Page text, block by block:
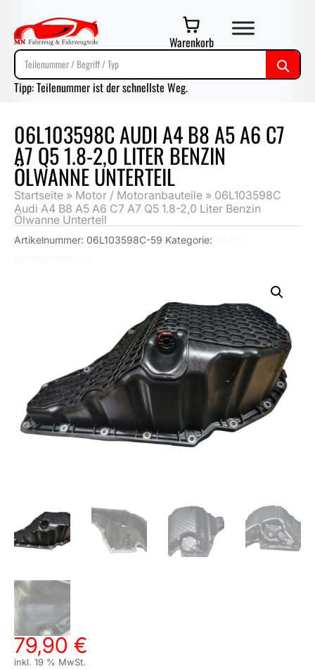
Warenkorb
Tipp: Teilenummer ist der schnellste Weg.
06L103598C AUDI A4 B8 A5 A6 C7
A7 Q5 1.8-2,0 LITER BENZIN
ÖLWANNE UNTERTEIL
Startseite » Motor / Motoranbauteile » 06L103598C
Audi A4 B8 A5 A6 C7 A7 Q5 1.8-2,0 Liter Benzin
Ölwanne Unterteil
Artikelnummer: 06L103598C-59 Kategorie:
79,90 €
inkl. 19 % MwSt.